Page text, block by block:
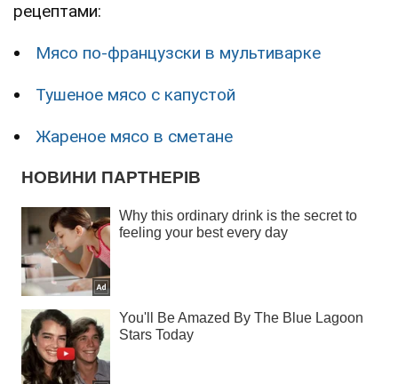
рецептами:
Мясо по-французски в мультиварке
Тушеное мясо с капустой
Жареное мясо в сметане